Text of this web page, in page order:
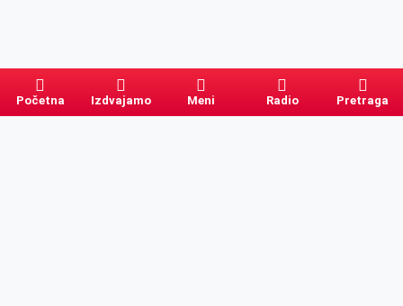
Početna Izdvajamo Meni Radio Pretraga